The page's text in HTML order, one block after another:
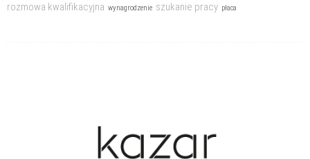
rozmowa kwalifikacyjna wynagrodzenie szukanie pracy płaca